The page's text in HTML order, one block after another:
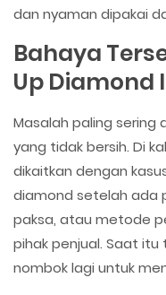
dan nyaman dipakai
Bahaya
Up Diamond
Masalah paling sering
yang tidak bersih. Di
dikaitkan dengan
diamond setelah ada
paksa, atau metode
pihak penjual. Saat itu
nombok lagi untuk